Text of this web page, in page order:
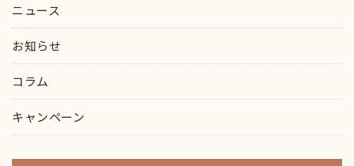
ニュース
お知らせ
コラム
キャンペーン